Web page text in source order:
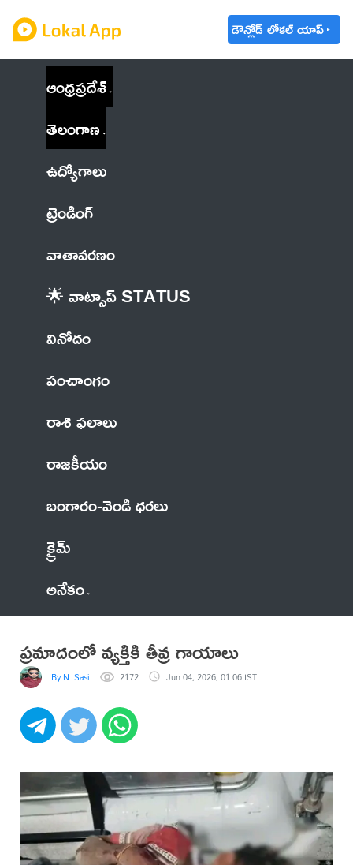
డౌన్లోడ్ లోకల్ యాప్
ఆంధ్రప్రదేశ్
తెలంగాణ
ఉద్యోగాలు
ట్రెండింగ్
వాతావరణం
🌟 వాట్సాప్ STATUS
వినోదం
పంచాంగం
రాశి ఫలాలు
రాజకీయం
బంగారం-వెండి ధరలు
క్రైమ్
అనేకం
ప్రమాదంలో వ్యక్తికి తీవ్ర గాయాలు
By N. Sasi 2172 Jun 04, 2026, 01:06 IST